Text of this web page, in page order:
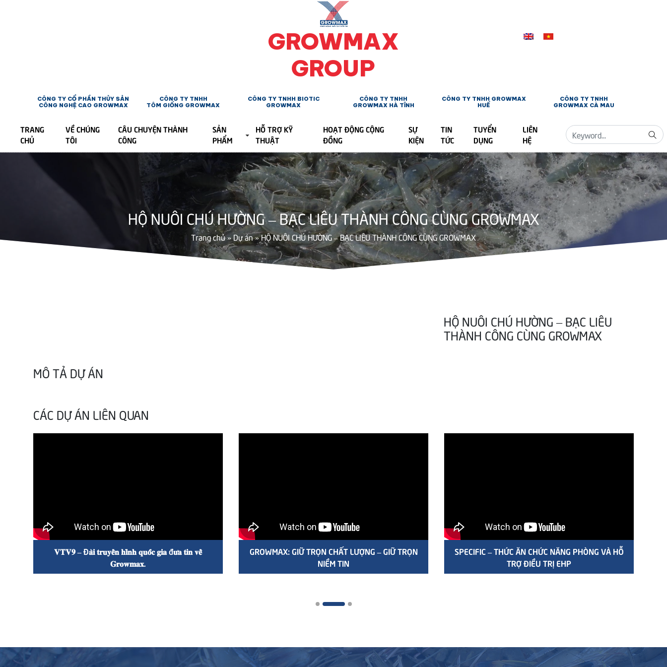
GROWMAX
GROUP
CÔNG TY CỔ PHẦN THỦY SẢN
CÔNG NGHỆ CAO GROWMAX
CÔNG TY TNHH
TÔM GIỐNG GROWMAX
CÔNG TY TNHH BIOTIC
GROWMAX
CÔNG TY TNHH
GROWMAX HÀ TĨNH
CÔNG TY TNHH GROWMAX
HUẾ
CÔNG TY TNHH
GROWMAX CÀ MAU
TRANG
CHỦ
VỀ CHÚNG
TÔI
CÂU CHUYỆN THÀNH
CÔNG
SẢN
PHẨM
HỖ TRỢ KỸ
THUẬT
HOẠT ĐỘNG CỘNG
ĐỒNG
SỰ
KIỆN
TIN
TỨC
TUYỂN
DỤNG
LIÊN
HỆ
HỘ NUÔI CHÚ HƯỜNG – BẠC LIÊU THÀNH CÔNG CÙNG GROWMAX
Trang chủ»Dự án»HỘ NUÔI CHÚ HƯỜNG – BẠC LIÊU THÀNH CÔNG CÙNG GROWMAX
HỘ NUÔI CHÚ HƯỜNG – BẠC LIÊU
THÀNH CÔNG CÙNG GROWMAX
MÔ TẢ DỰ ÁN
CÁC DỰ ÁN LIÊN QUAN
𝐕𝐓𝐕𝟗 – Đ𝐚̀𝐢 𝐭𝐫𝐮𝐲𝐞̂̀𝐧 𝐡𝐢̀𝐧𝐡 𝐪𝐮𝐨̂́𝐜 𝐠𝐢𝐚 đ𝐮̛𝐚 𝐭𝐢𝐧 𝐯𝐞̂̀
𝐆𝐫𝐨𝐰𝐦𝐚𝐱.
GROWMAX: GIỮ TRỌN CHẤT LƯỢNG – GIỮ TRỌN
NIỀM TIN
SPECIFIC – THỨC ĂN CHỨC NĂNG PHÒNG VÀ HỖ
TRỢ ĐIỀU TRỊ EHP